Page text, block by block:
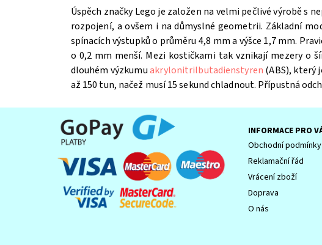
Souhlasím seZpracováním osobních údajů.
Úspěch značky Lego je založen na velmi pečlivé výrobě s
rozpojení, a ovšem i na důmyslné geometrii. Základní
spínacích výstupků o průměru 4,8 mm a výšce 1,7 mm.
o 0,2 mm menší. Mezi kostičkami tak vznikají mezery o
dlouhém výzkumuakrylonitrilbutadienstyren (ABS), který
až 150 tun, načež musí 15 sekund chladnout. Přípustná
INFORMACE PRO
Obchodní podmínky
Reklamační řád
Vrácení zboží
Doprava
O nás